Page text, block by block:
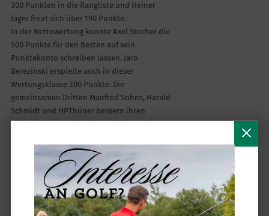
300 Punkten in die Rangliste und Heiner
Jäger freut sich über 190 Punkte.
In der Nettowertung konnte Axel Stecher die
500 Punkte für den Besten auf sein
Punktekonto schreiben lassen. Jaro
Berezinski erspielte auch in dieser
Wertungsklasse 300 Punkte. Die
gemeinsamen Dritten Manfred Sohns, Harald
Schmidt und HPThüner bessern ihren
Punktestand um jeweils 145 Zähler auf.
Die neuen Namen, die in den Siegerlisten
auftauchen machen den Wettbewerb noch
interessanter. Die Spannung bleibt hoch. Der
Juli mit dem Major Turnier am Monatsanfang
und dem Faktor 1,5 für die Wertung und der